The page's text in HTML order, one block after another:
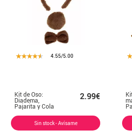
4.55/5.00
Kit de Oso:
Diadema,
Pajarita y Cola
2.99€
Sin stock - Avísame